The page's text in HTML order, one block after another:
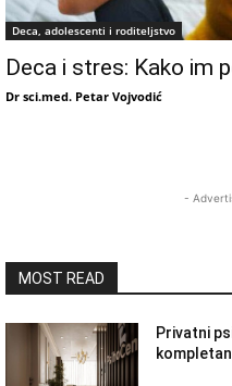
Deca, adolescenti i roditeljstvo
Deca i stres: Kako im
Dr sci.med. Petar Vojvodić
-
MOST READ
Privatni